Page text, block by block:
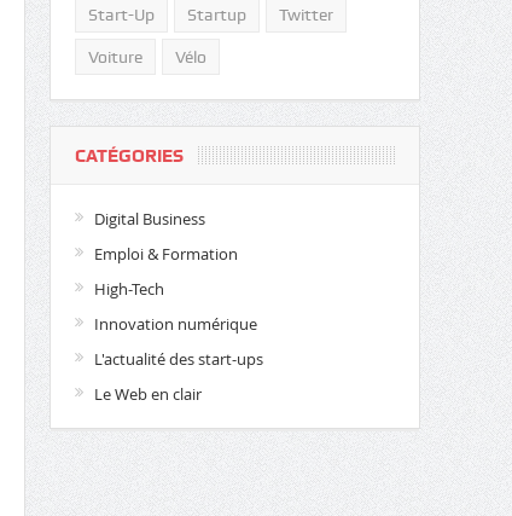
Start-Up Startup Twitter
Voiture Vélo
CATÉGORIES
Digital Business
Emploi & Formation
High-Tech
Innovation numérique
L'actualité des start-ups
Le Web en clair